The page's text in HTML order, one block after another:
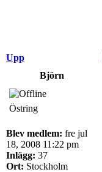
Upp
Björn
Östring
Blev medlem: fre jul
18, 2008 11:22 pm
Inlägg: 37
Ort: Stockholm